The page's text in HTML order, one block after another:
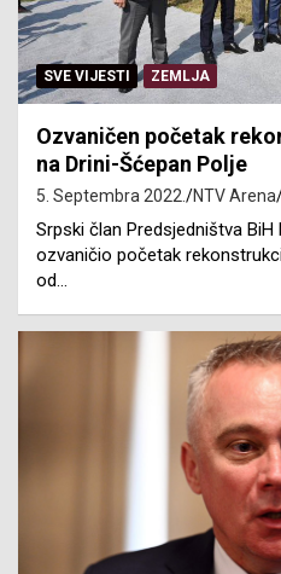
SVE VIJESTI ZEMLJA
Ozvaničen početak
na Drini-Šćepan Polje
5. Septembra 2022. NTV Arena
Srpski član Predsjedništva BiH
ozvaničio početak
od…